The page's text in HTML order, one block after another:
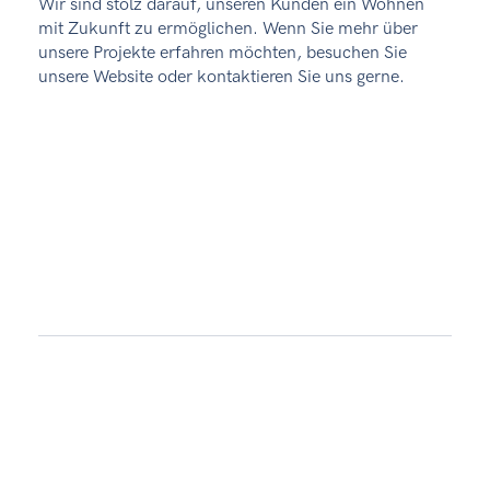
Wir sind stolz darauf, unseren Kunden ein Wohnen
mit Zukunft zu ermöglichen. Wenn Sie mehr über
unsere Projekte erfahren möchten, besuchen Sie
unsere Website oder kontaktieren Sie uns gerne.